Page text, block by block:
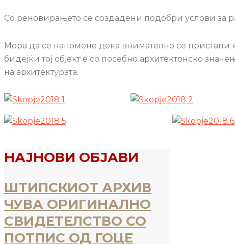
Со реновирањето се создадени подобри услови за
Мора да се напомене дека внимателно се пристапи
бидејќи тој објект e со посебно архитектонско
на архитектурата.
НАЈНОВИ ОБЈАВИ
ШТИПСКИОТ АРХИВ
ЧУВА ОРИГИНАЛНО
СВИДЕТЕЛСТВО СО
ПОТПИС ОД ГОЦЕ